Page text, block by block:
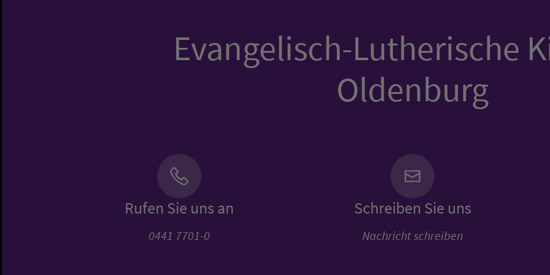
Evangelisch-Lutherische
Oldenburg
Rufen Sie uns an
0441 7701-0
Schreiben Sie uns
Nachricht schreiben